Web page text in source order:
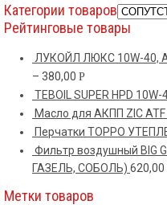
Категории товаров
Рейтинговые товары
ЛУКОЙЛ ЛЮКС 10W-40,
– 380,00 Р
TEBOIL SUPER HPD 10W-
Масло для АКПП ZIC ATF
Перчатки ТОРРО
Фильтр воздушный BIG
ГАЗЕЛЬ, СОБОЛЬ) 620,00
Метки товаров